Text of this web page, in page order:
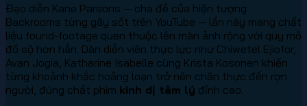
Đạo diễn Kane Parsons — cha đẻ của hiện tượng
Backrooms từng gây sốt trên YouTube — lần này mang chất
liệu found-footage quen thuộc lên màn ảnh rộng với quy mô
đồ sộ hơn hẳn. Dàn diễn viên thực lực như Chiwetel Ejiofor,
Avan Jogia, Katharine Isabelle cùng Krista Kosonen khiến
từng khoảnh khắc hoảng loạn trở nên chân thực đến rợn
người, đúng chất phim kinh dị tâm lý đỉnh cao.